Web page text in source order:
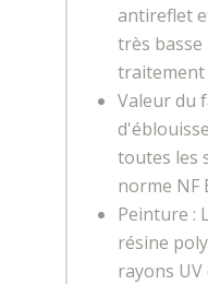
antireflet
très basse
traitement
Valeur du
toutes les
norme NF
Peinture :
résine
rayons